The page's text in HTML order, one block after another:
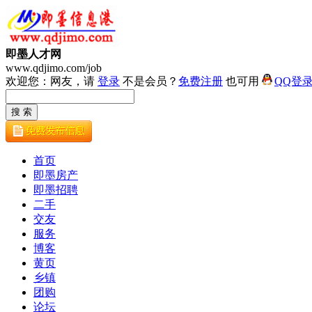
即墨人才网
www.qdjimo.com/job
欢迎您：网友，请 登录 不是会员？ 免费注册 也可用 QQ登
首页
即墨房产
即墨招聘
二手
交友
服务
博客
黄页
乡镇
团购
论坛